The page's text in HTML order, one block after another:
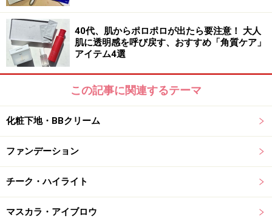
40代、肌からポロポロが出たら要注意！ 大人
肌に透明感を呼び戻す、おすすめ「角質ケア」
アイテム4選
この記事に関連するテーマ
化粧下地・BBクリーム
ファンデーション
チーク・ハイライト
マスカラ・アイブロウ